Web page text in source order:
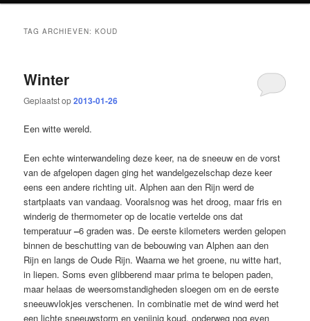
TAG ARCHIEVEN:KOUD
Winter
Geplaatst op2013-01-26
Een witte wereld.
Een echte winterwandeling deze keer, na de sneeuw en de vorst
van de afgelopen dagen ging het wandelgezelschap deze keer
eens een andere richting uit. Alphen aan den Rijn werd de
startplaats van vandaag. Vooralsnog was het droog, maar fris en
winderig de thermometer op de locatie vertelde ons dat
temperatuur–6 graden was. De eerste kilometers werden gelopen
binnen de beschutting van de bebouwing van Alphen aan den
Rijn en langs de Oude Rijn. Waarna we het groene, nu witte hart,
in liepen. Soms even glibberend maar prima te belopen paden,
maar helaas de weersomstandigheden sloegen om en de eerste
sneeuwvlokjes verschenen. In combinatie met de wind werd het
een lichte sneeuwstorm en venijnig koud, onderweg nog even